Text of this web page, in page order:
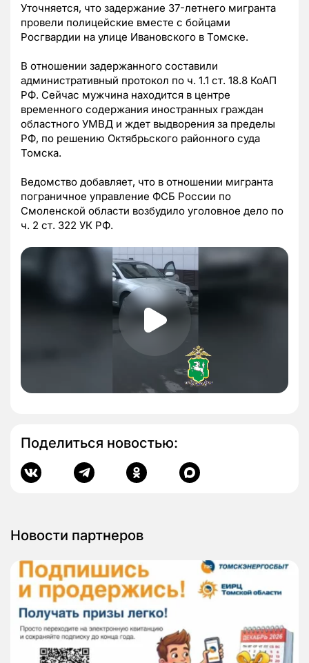
Уточняется, что задержание 37-летнего мигранта
провели полицейские вместе с бойцами
Росгвардии на улице Ивановского в Томске.
В отношении задержанного составили
административный протокол по ч. 1.1 ст. 18.8 КоАП
РФ. Сейчас мужчина находится в центре
временного содержания иностранных граждан
областного УМВД и ждет выдворения за пределы
РФ, по решению Октябрьского районного суда
Томска.
Ведомство добавляет, что в отношении мигранта
пограничное управление ФСБ России по
Смоленской области возбудило уголовное дело по
ч. 2 ст. 322 УК РФ.
Поделиться новостью:
Новости партнеров